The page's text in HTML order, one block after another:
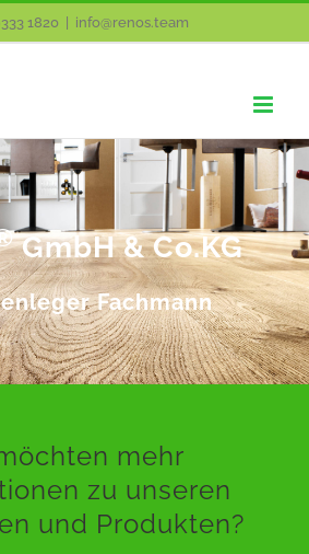
1820 info@renos.team
GmbH & Co.KG
Fachmann
mehr
zu unseren
und Produkten?